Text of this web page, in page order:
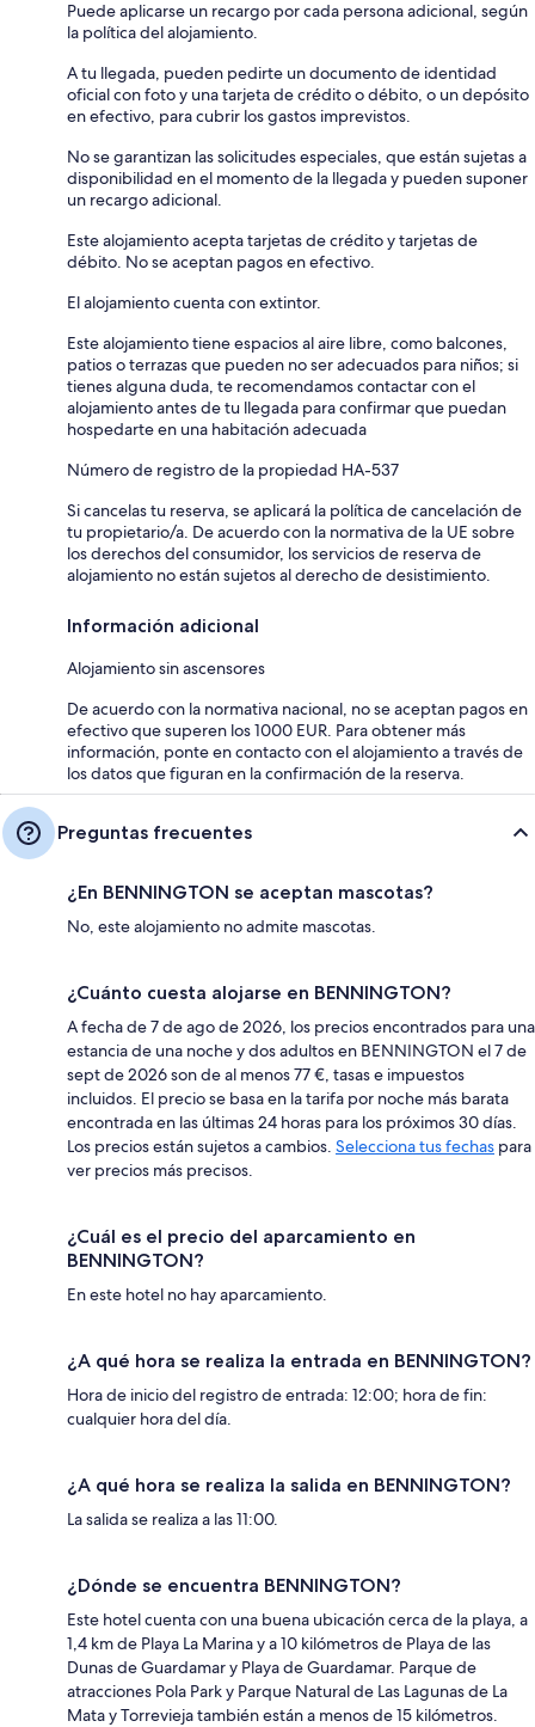
Puede aplicarse un recargo por cada persona adicional, según
la política del alojamiento.
A tu llegada, pueden pedirte un documento de identidad
oficial con foto y una tarjeta de crédito o débito, o un depósito
en efectivo, para cubrir los gastos imprevistos.
No se garantizan las solicitudes especiales, que están sujetas a
disponibilidad en el momento de la llegada y pueden suponer
un recargo adicional.
Este alojamiento acepta tarjetas de crédito y tarjetas de
débito. No se aceptan pagos en efectivo.
El alojamiento cuenta con extintor.
Este alojamiento tiene espacios al aire libre, como balcones,
patios o terrazas que pueden no ser adecuados para niños; si
tienes alguna duda, te recomendamos contactar con el
alojamiento antes de tu llegada para confirmar que puedan
hospedarte en una habitación adecuada
Número de registro de la propiedad HA-537
Si cancelas tu reserva, se aplicará la política de cancelación de
tu propietario/a. De acuerdo con la normativa de la UE sobre
los derechos del consumidor, los servicios de reserva de
alojamiento no están sujetos al derecho de desistimiento.
Información adicional
Alojamiento sin ascensores
De acuerdo con la normativa nacional, no se aceptan pagos en
efectivo que superen los 1000 EUR. Para obtener más
información, ponte en contacto con el alojamiento a través de
los datos que figuran en la confirmación de la reserva.
Preguntas frecuentes
¿En BENNINGTON se aceptan mascotas?
No, este alojamiento no admite mascotas.
¿Cuánto cuesta alojarse en BENNINGTON?
A fecha de 7 de ago de 2026, los precios encontrados para una
estancia de una noche y dos adultos en BENNINGTON el 7 de
sept de 2026 son de al menos 77 €, tasas e impuestos
incluidos. El precio se basa en la tarifa por noche más barata
encontrada en las últimas 24 horas para los próximos 30 días.
Los precios están sujetos a cambios. Selecciona tus fechas para
ver precios más precisos.
¿Cuál es el precio del aparcamiento en
BENNINGTON?
En este hotel no hay aparcamiento.
¿A qué hora se realiza la entrada en BENNINGTON?
Hora de inicio del registro de entrada: 12:00; hora de fin:
cualquier hora del día.
¿A qué hora se realiza la salida en BENNINGTON?
La salida se realiza a las 11:00.
¿Dónde se encuentra BENNINGTON?
Este hotel cuenta con una buena ubicación cerca de la playa, a
1,4 km de Playa La Marina y a 10 kilómetros de Playa de las
Dunas de Guardamar y Playa de Guardamar. Parque de
atracciones Pola Park y Parque Natural de Las Lagunas de La
Mata y Torrevieja también están a menos de 15 kilómetros.